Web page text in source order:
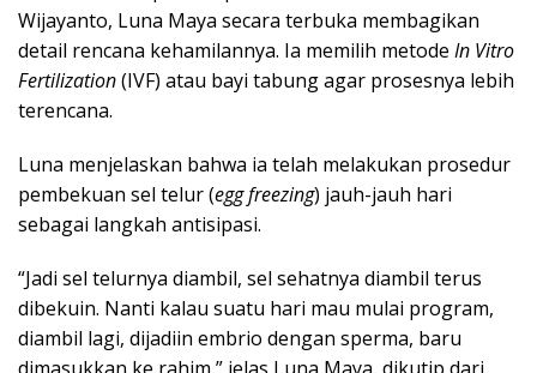
Wijayanto, Luna Maya secara terbuka membagikan
detail rencana kehamilannya. Ia memilih metode In Vitro
Fertilization(IVF) atau bayi tabung agar prosesnya lebih
terencana.
Luna menjelaskan bahwa ia telah melakukan prosedur
pembekuan sel telur (egg freezing) jauh-jauh hari
sebagai langkah antisipasi.
“Jadi sel telurnya diambil, sel sehatnya diambil terus
dibekuin. Nanti kalau suatu hari mau mulai program,
diambil lagi, dijadiin embrio dengan sperma, baru